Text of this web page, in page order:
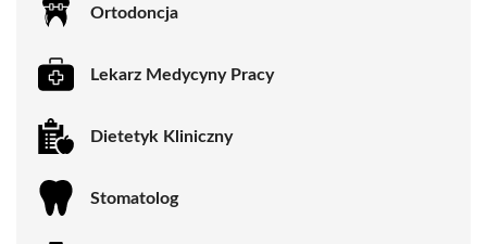
Ortodoncja
Lekarz Medycyny Pracy
Dietetyk Kliniczny
Stomatolog